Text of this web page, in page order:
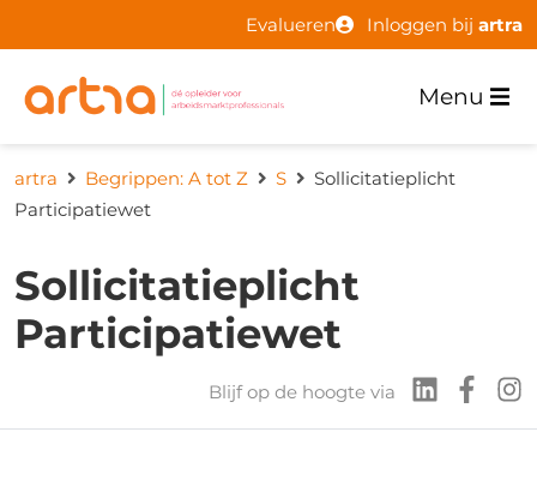
Evalueren Inloggen bij artra
Menu
artra Begrippen: A tot Z S
Sollicitatieplicht
Participatiewet
Sollicitatieplicht
Participatiewet
Blijf op de hoogte via